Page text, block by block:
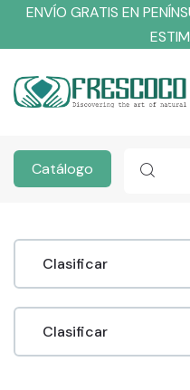
ENVÍO GRATIS EN
Catálogo